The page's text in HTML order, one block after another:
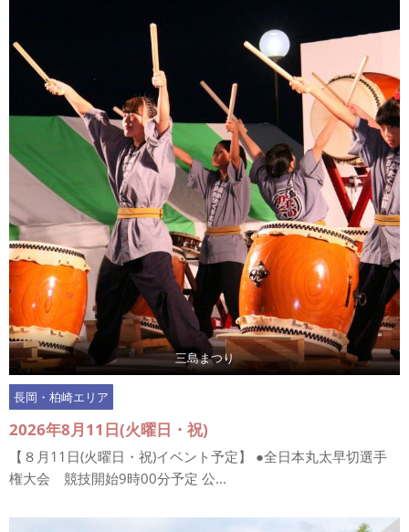
三島まつり
長岡・柏崎エリア
2026年8月11日(火曜日・祝)
【８月11日(火曜日・祝)イベント予定】 ●全日本丸太早切選手
権大会 競技開始9時00分予定 公...